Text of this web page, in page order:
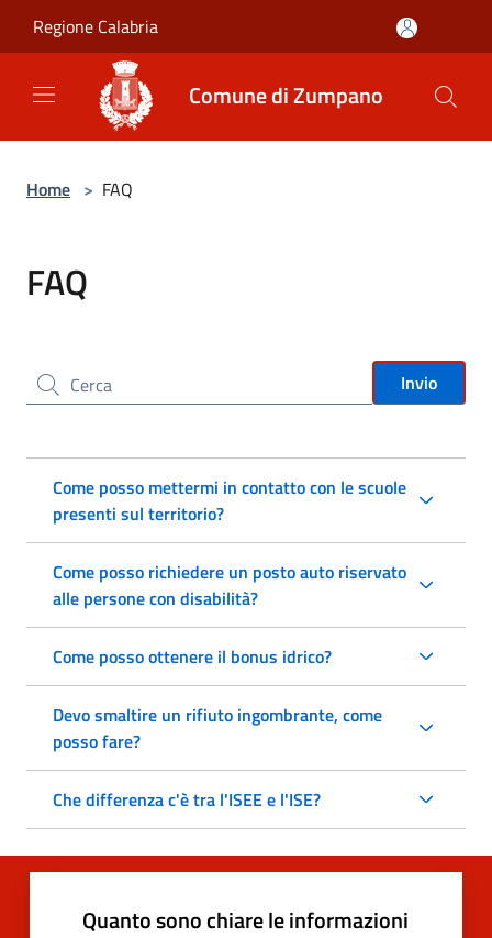
Regione Calabria
Comune di Zumpano
Home > FAQ
FAQ
Cerca nel sito Invio
Come posso mettermi in contatto con le scuole
presenti sul territorio?
Come posso richiedere un posto auto riservato
alle persone con disabilità?
Come posso ottenere il bonus idrico?
Devo smaltire un rifiuto ingombrante, come
posso fare?
Che differenza c'è tra l'ISEE e l'ISE?
Quanto sono chiare le informazioni